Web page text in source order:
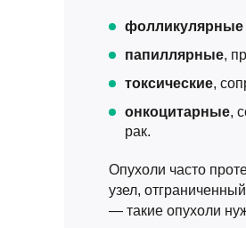
фолликулярные
папиллярные,
токсические,
онкоцитарные,
рак.
Опухоли часто
узел,
— такие опухоли